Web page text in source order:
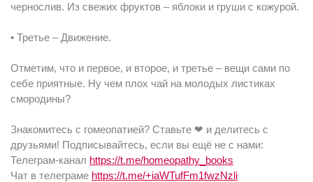
чернослив. Из свежих фруктов – яблоки и груши с кожурой.
• Третье – Движение.
Отметим, что и первое, и второе, и третье – вещи сами по
себе приятные. Ну чем плох чай на молодых листиках
смородины?
Знакомитесь с гомеопатией? Ставьте ❤ и делитесь с
друзьями! Подписывайтесь, если вы ещё не с нами:
Телеграм-канал https://t.me/homeopathy_books
Чат в телеграме https://t.me/+iaWTufFm1fwzNzli